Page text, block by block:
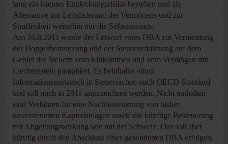
lang ein latentes Entdeckungsrisiko bestehen und als
Alternative zur Legalisierung der Vermögens und zur
Straffreiheit weiterhin nur die Selbstanzeige.
Am 16.8.2011 wurde der Entwurf eines DBA zur Vermeidung
der Doppelbesteuerung und der Steuerverkürzung auf dem
Gebiet der Steuern vom Einkommen und vom Vermögen mit
Liechtenstein paraphiert. Es beinhaltet einen
Informationsaustausch in Steuersachen nach OECD-Standard
und soll noch in 2011 unterzeichnet werden. Nicht enthalten
sind Verfahren für eine Nachbesteuerung von bisher
unversteuerten Kapitalanlagen sowie die künftige Besteuerung
mit Abgeltungswirkung wie mit der Schweiz. Das soll aber
künftig durch den Abschluss eines gesonderten DBA erfolgen.